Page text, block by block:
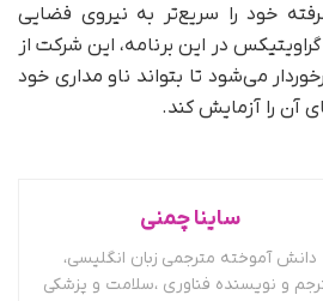
خود را سریع‌تر به نیروی فضایی
در این برنامه، این شرکت از
می‌شود تا بتواند ناو مداری خود
آن را آزمایش کند.
ساینا چمنی
دانش آموخته مترجمی زبان انگلیسی،
و نویسنده فناوری ،سلامت و پزشکی